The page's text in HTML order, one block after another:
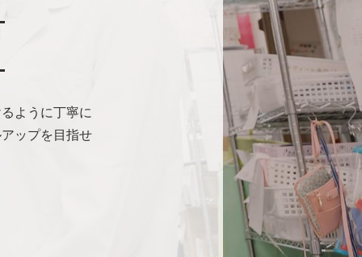
ように丁寧に
ップを目指せ